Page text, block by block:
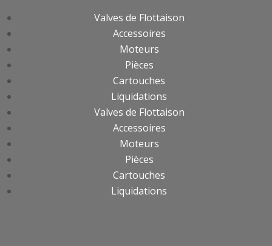
Valves de Flottaison
Accessoires
Moteurs
Pièces
Cartouches
Liquidations
Valves de Flottaison
Accessoires
Moteurs
Pièces
Cartouches
Liquidations